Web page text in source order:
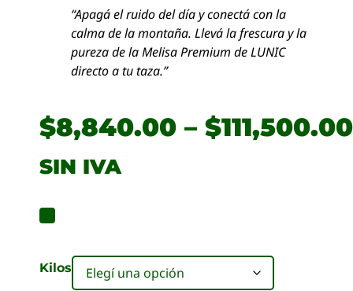
“Apagá el ruido del día y conectá con la
calma de la montaña. Llevá la frescura y la
pureza de la Melisa Premium de LUNIC
directo a tu taza.”
$8,840.00 – $111,500.00
SIN IVA
Kilos